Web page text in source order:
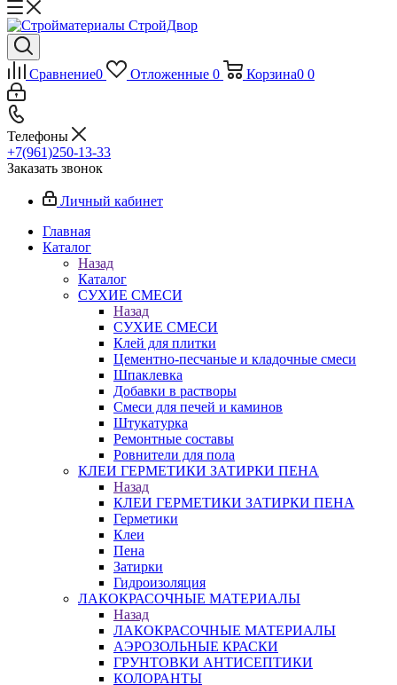
Сравнение0 Отложенные 0 Корзина0 0
Телефоны
+7(961)250-13-33
Заказать звонок
Личный кабинет
Главная
Каталог
Назад
Каталог
СУХИЕ СМЕСИ
Назад
СУХИЕ СМЕСИ
Клей для плитки
Цементно-песчаные и кладочные смеси
Шпаклевка
Добавки в растворы
Смеси для печей и каминов
Штукатурка
Ремонтные составы
Ровнители для пола
КЛЕИ ГЕРМЕТИКИ ЗАТИРКИ ПЕНА
Назад
КЛЕИ ГЕРМЕТИКИ ЗАТИРКИ ПЕНА
Герметики
Клеи
Пена
Затирки
Гидроизоляция
ЛАКОКРАСОЧНЫЕ МАТЕРИАЛЫ
Назад
ЛАКОКРАСОЧНЫЕ МАТЕРИАЛЫ
АЭРОЗОЛЬНЫЕ КРАСКИ
ГРУНТОВКИ АНТИСЕПТИКИ
КОЛОРАНТЫ